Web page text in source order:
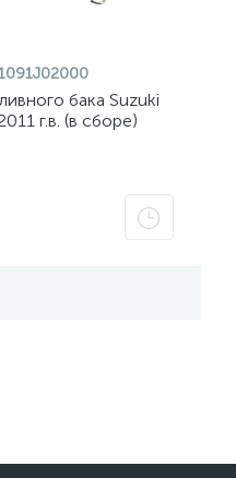
бака Suzuki
г.в. (в сборе)